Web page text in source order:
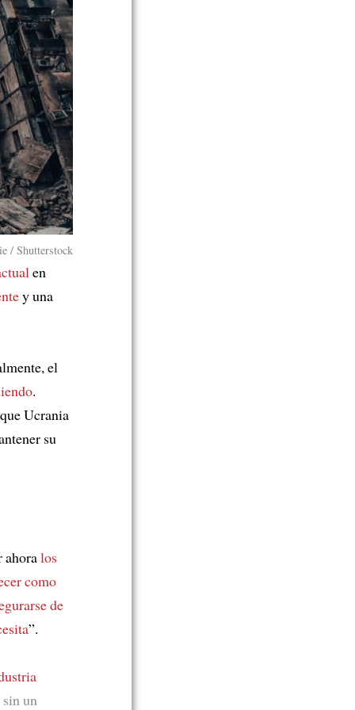
/ Shutterstock
en
y una
el
.
Ucrania
su
ahoralos
como
de
”.
un